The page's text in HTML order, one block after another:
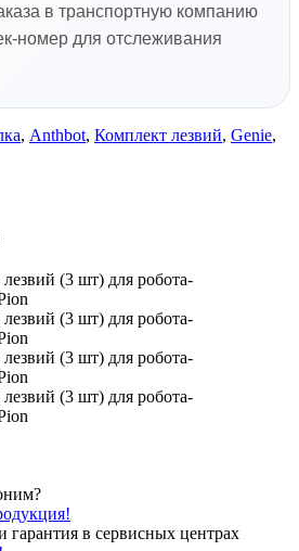
в транспортную компанию
номер для отслеживания
, Anthbot, Комплект лезвий, Genie,
(3 шт) для робота-
(3 шт) для робота-
(3 шт) для робота-
(3 шт) для робота-
гарантия в сервисных центрах